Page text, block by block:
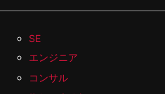
SE
エンジニア
コンサル